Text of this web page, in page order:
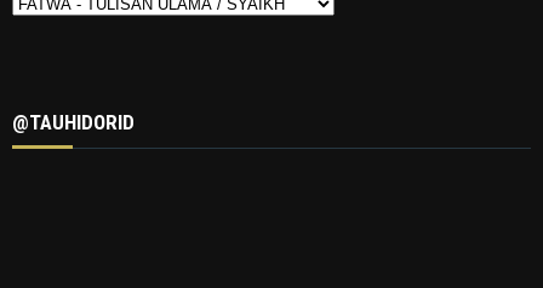
@TAUHIDORID